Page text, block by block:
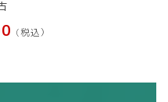
(税込）